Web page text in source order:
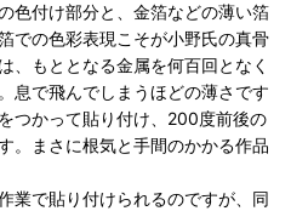
色付け部分と、金箔などの薄い箔
での色彩表現こそが小野氏の真骨
、もととなる金属を何百回となく
息で飛んでしまうほどの薄さです
つかって貼り付け、200度前後の
。まさに根気と手間のかかる作品
業で貼り付けられるのですが、同